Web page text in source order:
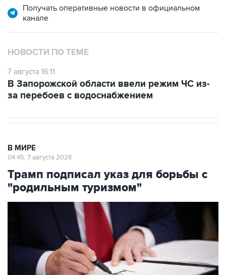
Получать оперативные новости в официальном
канале
НОВОСТИ ПО ТЕМЕ
7 августа 16:11
В Запорожской области ввели режим ЧС из-
за перебоев с водоснабжением
В МИРЕ
04:45, 7 августа 2026
Трамп подписал указ для борьбы с
"родильным туризмом"